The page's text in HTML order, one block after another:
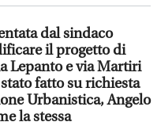
dal sindaco
il progetto di
Lepanto e via Martiri
fatto su richiesta
Urbanistica, Angelo
la stessa